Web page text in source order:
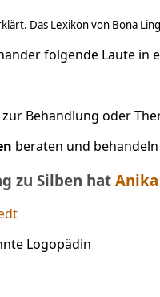
Das Lexikon von Bona
folgende Laute in
zur Behandlung oder
beraten und
zu Silben hat
Logopädin